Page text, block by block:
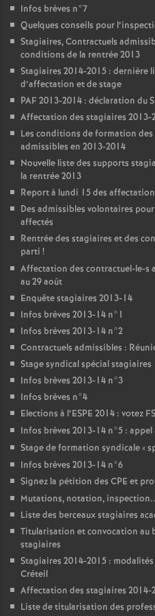
Infos brèves n°7
Quelques conseils pour
Stagiaires, Contractuels
conditions de la rentrée 2013
Stagiaires 2014-2015 : dernière
d’affectation et de stage
PAF2013-2014 : déclaration du
Affectation des stagiaires 2013-
Les conditions de formation
admissibles en 2013-2014
Nouvelle liste des supports
la rentrée 2013
Report à lundi 15 des
Des admissibles volontaires
affectés
Rentrée des stagiaires et des
parti !
Affectation des contractuel-le-s
au 29 août
Enquête stagiaires 2013-14
Infos brèves 2013-14 n°1
Infos brèves 2013-14 n°2
Contractuels admissibles :
Stage syndical spécial stagiaires
Infos brèves 2013-14 n°3
Infos brèves n°4
Elections à l’ESPE 2014 : votez
Infos brèves 2013-14 n°5 :
Stage de formation syndicale «
Infos brèves 2013-14 n°6
Signez la pétition des CPE et
Mutations, notation,
Liste des berceaux stagiaires
Titularisation et convocation au
stagiaires
Stagiaires 2014-2015 :
Créteil
Affectation des stagiaires 2014-
Liste de titularisation des